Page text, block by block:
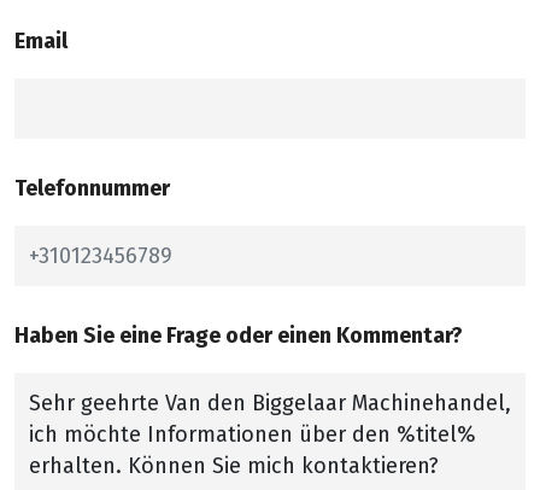
Email
Telefonnummer
Haben Sie eine Frage oder einen Kommentar?